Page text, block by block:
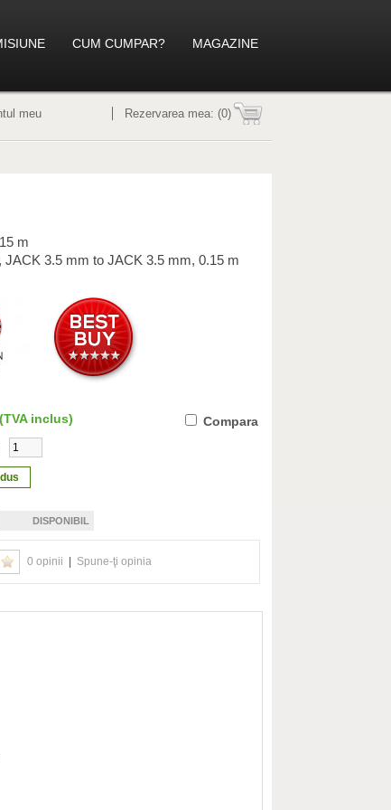
CUM CUMPAR? MAGAZINE
meu Rezervarea mea: (0)
m
JACK 3.5 mm to JACK 3.5 mm, 0.15 m
(TVA inclus)
Compara
DISPONIBIL
0 opinii | Spune-ţi opinia